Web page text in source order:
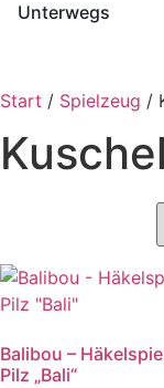
Unterwegs
Start / Spielzeug /
Balibou –
Pilz „Bali“